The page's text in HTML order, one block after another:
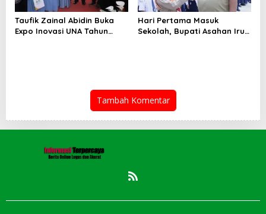
Taufik Zainal Abidin Buka
Expo Inovasi UNA Tahun
Hari Pertama Masuk
Sekolah, Bupati Asahan Irup
Tambah Komentar